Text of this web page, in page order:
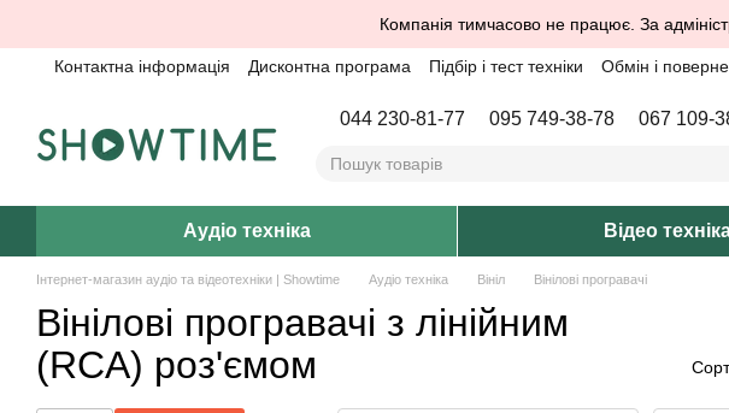
Компанія тимчасово не працює. За
Контактна інформація Дисконтна програма Підбір і тест техніки Обмін і
044 230-81-77 095 749-38-78 067 109-
Аудіо техніка Відео
Інтернет-магазин аудіо та відеотехніки | Showtime Аудіо техніка Вініл Вінілові програвачі
Вінілові програвачі з лінійним
(RCA) роз'ємом